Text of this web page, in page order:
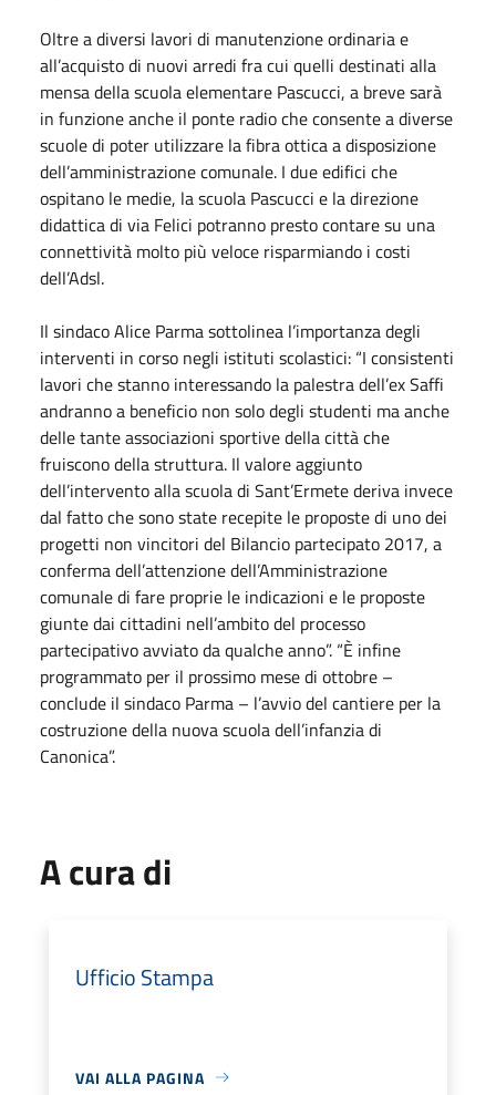
Oltre a diversi lavori di manutenzione ordinaria e
all’acquisto di nuovi arredi fra cui quelli destinati alla
mensa della scuola elementare Pascucci, a breve sarà
in funzione anche il ponte radio che consente a diverse
scuole di poter utilizzare la fibra ottica a disposizione
dell’amministrazione comunale. I due edifici che
ospitano le medie, la scuola Pascucci e la direzione
didattica di via Felici potranno presto contare su una
connettività molto più veloce risparmiando i costi
dell’Adsl.
Il sindaco Alice Parma sottolinea l’importanza degli
interventi in corso negli istituti scolastici: “I consistenti
lavori che stanno interessando la palestra dell’ex Saffi
andranno a beneficio non solo degli studenti ma anche
delle tante associazioni sportive della città che
fruiscono della struttura. Il valore aggiunto
dell’intervento alla scuola di Sant’Ermete deriva invece
dal fatto che sono state recepite le proposte di uno dei
progetti non vincitori del Bilancio partecipato 2017, a
conferma dell’attenzione dell’Amministrazione
comunale di fare proprie le indicazioni e le proposte
giunte dai cittadini nell’ambito del processo
partecipativo avviato da qualche anno”. “È infine
programmato per il prossimo mese di ottobre –
conclude il sindaco Parma – l’avvio del cantiere per la
costruzione della nuova scuola dell’infanzia di
Canonica”.
A cura di
Ufficio Stampa
VAI ALLA PAGINA